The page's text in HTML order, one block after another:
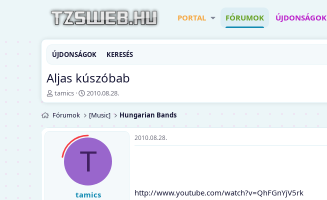
PORTAL FÓRUMOK ÚJDONSÁGOK
ÚJDONSÁGOK KERESÉS
Aljas kúszóbab
T
é
m
a
i
tamics
K
e
d
ő
d
t
m
2010.08.28.
Fórumok [Music] Hungarian Bands
T
tamics
2010.08.28.
http://www.youtube.com/watch?v=QhFGnYjV5rk